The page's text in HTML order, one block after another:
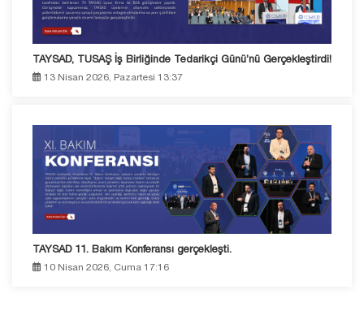
TAYSAD, TUSAŞ İş Birliğinde Tedarikçi Günü’nü Gerçekleştirdi!
13 Nisan 2026, Pazartesi 13:37
TAYSAD 11. Bakım Konferansı gerçekleşti.
10 Nisan 2026, Cuma 17:16